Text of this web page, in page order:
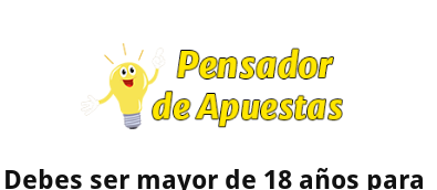
Debes ser mayor de 18 años para
al
todo jugando en su cancha,
solo tres derrotas, una de ellas ante
de 10 victorias seguidas cómo locales,
del Reggiana. Cómo ya comentamos en
cuenta con jugadores de calidad y